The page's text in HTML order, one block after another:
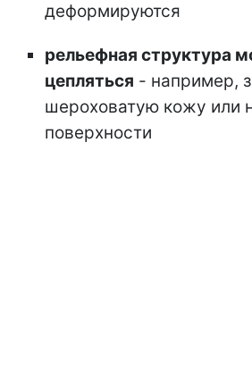
деформируются
рельефная структура
цепляться - например,
шероховатую кожу или
поверхности